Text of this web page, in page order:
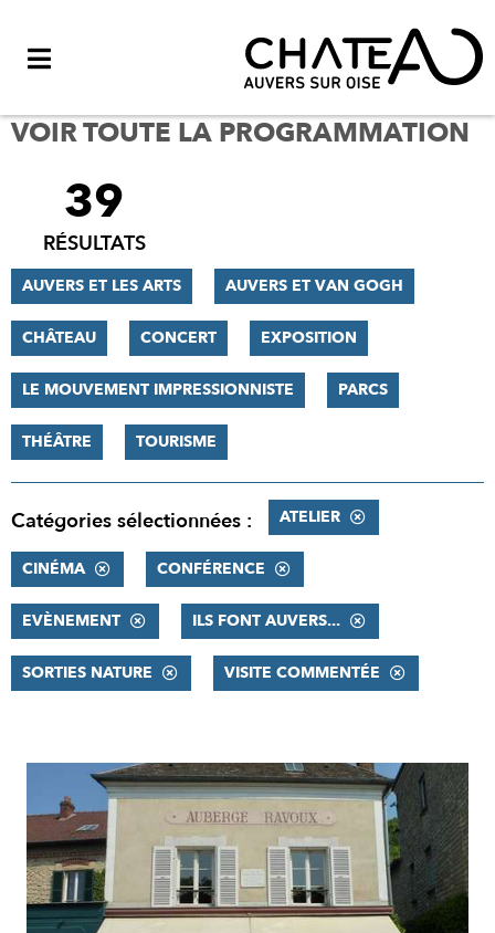
VOIR TOUTE LA PROGRAMMATION
FILTRER
RÉSULTATS
39
RÉSULTATS
AUVERS ET LES ARTS AUVERS ET VAN GOGH
CHÂTEAU CONCERT EXPOSITION
LE MOUVEMENT IMPRESSIONNISTE PARCS
THÉÂTRE TOURISME
Catégories sélectionnées : ATELIER
CINÉMA CONFÉRENCE
EVÈNEMENT ILS FONT AUVERS...
SORTIES NATURE VISITE COMMENTÉE
RÉSULTATS